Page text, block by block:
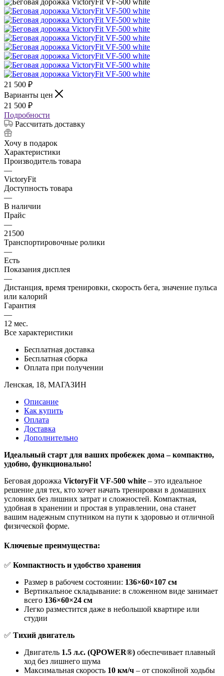
21 500 ₽
Варианты цен
21 500 ₽
Подробности
Рассчитать доставку
Хочу в подарок
Характеристики
Производитель товара
—
VictoryFit
Доступность товара
—
В наличии
Прайс
—
21500
Транспортировочные ролики
—
Есть
Показания дисплея
—
Дистанция, время тренировки, скорость бега, значение пульса
или калорий
Гарантия
—
12 мес.
Все характеристики
Бесплатная доставка
Бесплатная сборка
Оплата при получении
Ленская, 18, МАГАЗИН
Описание
Как купить
Оплата
Доставка
Дополнительно
Идеальный старт для ваших пробежек дома – компактно,
удобно, функционально!
Беговая дорожка VictoryFit VF-500 white – это идеальное
решение для тех, кто хочет начать тренировки в домашних
условиях без лишних затрат и сложностей. Компактная,
удобная в хранении и простая в управлении, она станет
вашим надежным спутником на пути к здоровью и отличной
физической форме.
Ключевые преимущества:
✅ Компактность и удобство хранения
Размер в рабочем состоянии: 136×60×107 см
Вертикальное складывание: в сложенном виде занимает
всего 136×60×24 см
Легко разместится даже в небольшой квартире или
студии
✅ Тихий двигатель
Двигатель 1.5 л.с. (QPOWER®) обеспечивает плавный
ход без лишнего шума
Максимальная скорость 10 км/ч – от спокойной ходьбы